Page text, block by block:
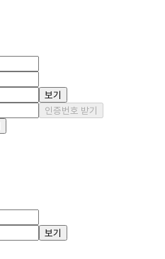
보기
인증번호 받기
보기